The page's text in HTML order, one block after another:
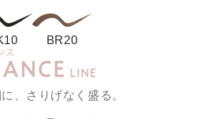
BR20
、さりげなく盛る。